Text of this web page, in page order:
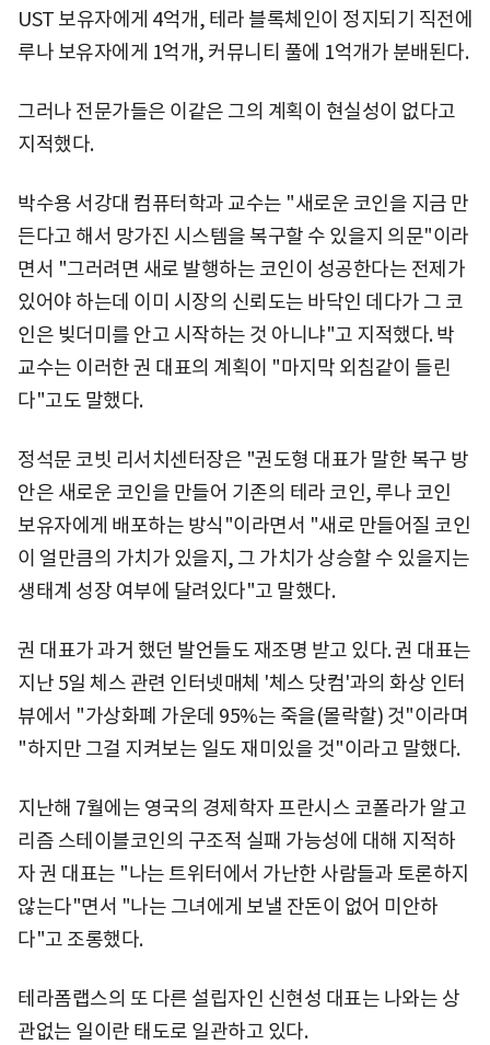
UST 보유자에게 4억개, 테라 블록체인이 정지되기 직전에
루나 보유자에게 1억개, 커뮤니티 풀에 1억개가 분배된다.
그러나 전문가들은 이같은 그의 계획이 현실성이 없다고
지적했다.
박수용 서강대 컴퓨터학과 교수는 "새로운 코인을 지금 만
든다고 해서 망가진 시스템을 복구할 수 있을지 의문"이라
면서 "그러려면 새로 발행하는 코인이 성공한다는 전제가
있어야 하는데 이미 시장의 신뢰도는 바닥인 데다가 그 코
인은 빚더미를 안고 시작하는 것 아니냐"고 지적했다. 박
교수는 이러한 권 대표의 계획이 "마지막 외침같이 들린
다"고도 말했다.
정석문 코빗 리서치센터장은 "권도형 대표가 말한 복구 방
안은 새로운 코인을 만들어 기존의 테라 코인, 루나 코인
보유자에게 배포하는 방식"이라면서 "새로 만들어질 코인
이 얼만큼의 가치가 있을지, 그 가치가 상승할 수 있을지는
생태계 성장 여부에 달려있다"고 말했다.
권 대표가 과거 했던 발언들도 재조명 받고 있다. 권 대표는
지난 5일 체스 관련 인터넷매체 '체스 닷컴'과의 화상 인터
뷰에서 "가상화폐 가운데 95%는 죽을(몰락할) 것"이라며
"하지만 그걸 지켜보는 일도 재미있을 것"이라고 말했다.
지난해 7월에는 영국의 경제학자 프란시스 코폴라가 알고
리즘 스테이블코인의 구조적 실패 가능성에 대해 지적하
자 권 대표는 "나는 트위터에서 가난한 사람들과 토론하지
않는다"면서 "나는 그녀에게 보낼 잔돈이 없어 미안하
다"고 조롱했다.
테라폼랩스의 또 다른 설립자인 신현성 대표는 나와는 상
관없는 일이란 태도로 일관하고 있다.